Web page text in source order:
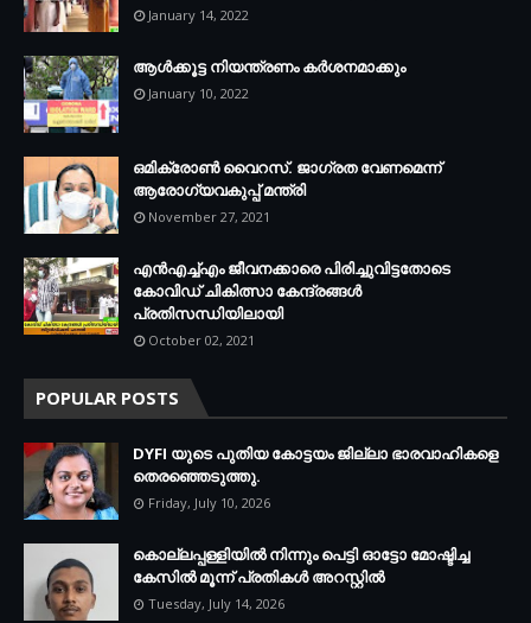
January 14, 2022
ആള്‍ക്കൂട്ട നിയന്ത്രണം കര്‍ശനമാക്കും
January 10, 2022
ഒമിക്രോണ്‍ വൈറസ്. ജാഗ്രത വേണമെന്ന്
ആരോഗ്യവകുപ്പ് മന്ത്രി
November 27, 2021
എന്‍എച്ച്എം ജീവനക്കാരെ പിരിച്ചുവിട്ടതോടെ
കോവിഡ് ചികിത്സാ കേന്ദ്രങ്ങള്‍
പ്രതിസന്ധിയിലായി
October 02, 2021
POPULAR POSTS
DYFI യുടെ പുതിയ കോട്ടയം ജില്ലാ ഭാരവാഹികളെ
തെരഞ്ഞെടുത്തു.
Friday, July 10, 2026
കൊല്ലപ്പള്ളിയില്‍ നിന്നും പെട്ടി ഓട്ടോ മോഷ്ടിച്ച
കേസില്‍ മൂന്ന് പ്രതികള്‍ അറസ്റ്റില്‍
Tuesday, July 14, 2026